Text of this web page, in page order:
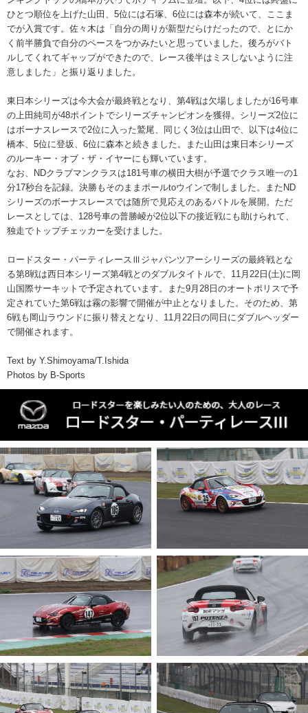
ひとつ順位を上げた山田、5位には石塚、6位には森本が続いて、ここま
でが入賞です。佐々木は「自分の周りが新型だらけだったので、とにか
く前半勝負で自分のペースをつかみたいと思っていました。後ろがバト
ルしてくれてギャップができたので、レース後半はミスしないように注
意しました」と振り返りました。
東日本シリーズは今大会が最終戦となり、第4戦は欠場しましたが16号車
の上田純司が48ポイントでシリーズチャンピオンを獲得。シリーズ2位に
はボーナスレースで2位に入った鷲尾、同じく3位は山田で、以下は4位に
橋本、5位に登坂、6位に森本と続きました。また山田は東日本シリーズ
のルーキー・オブ・ザ・イヤーにも輝いています。
なお、NDクラブマンクラスは181号車の横田大樹が予選でクラス唯一の1
分17秒台を記録。決勝もそのままポールtoウインで制しました。またND
シリーズのボーナスレースでは随所で見応えのあるバトルを展開。ただ
レースとしては、128号車の普勝崚が2位以下の接近戦にも助けられて、
独走でトップチェッカーを受けました。
ロードスター・パーティレースⅢジャパンツアーシリーズの最終戦とな
る第8戦は西日本シリーズ第4戦とのダブルタイトルで、11月22日(土)に岡
山国際サーキットで予定されています。また9月28日のオートポリスで予
定されていた第6戦は霧の影響で開催が中止となりました。そのため、第
6戦も岡山ラウンドに振り替えとなり、11月22日の同日にダブルヘッダー
で開催されます。
Text by Y.Shimoyama/T.Ishida
Photos by B-Sports